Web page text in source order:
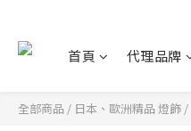
首頁 代理品牌
全部商品 / 日本、歐洲精品 燈飾 /